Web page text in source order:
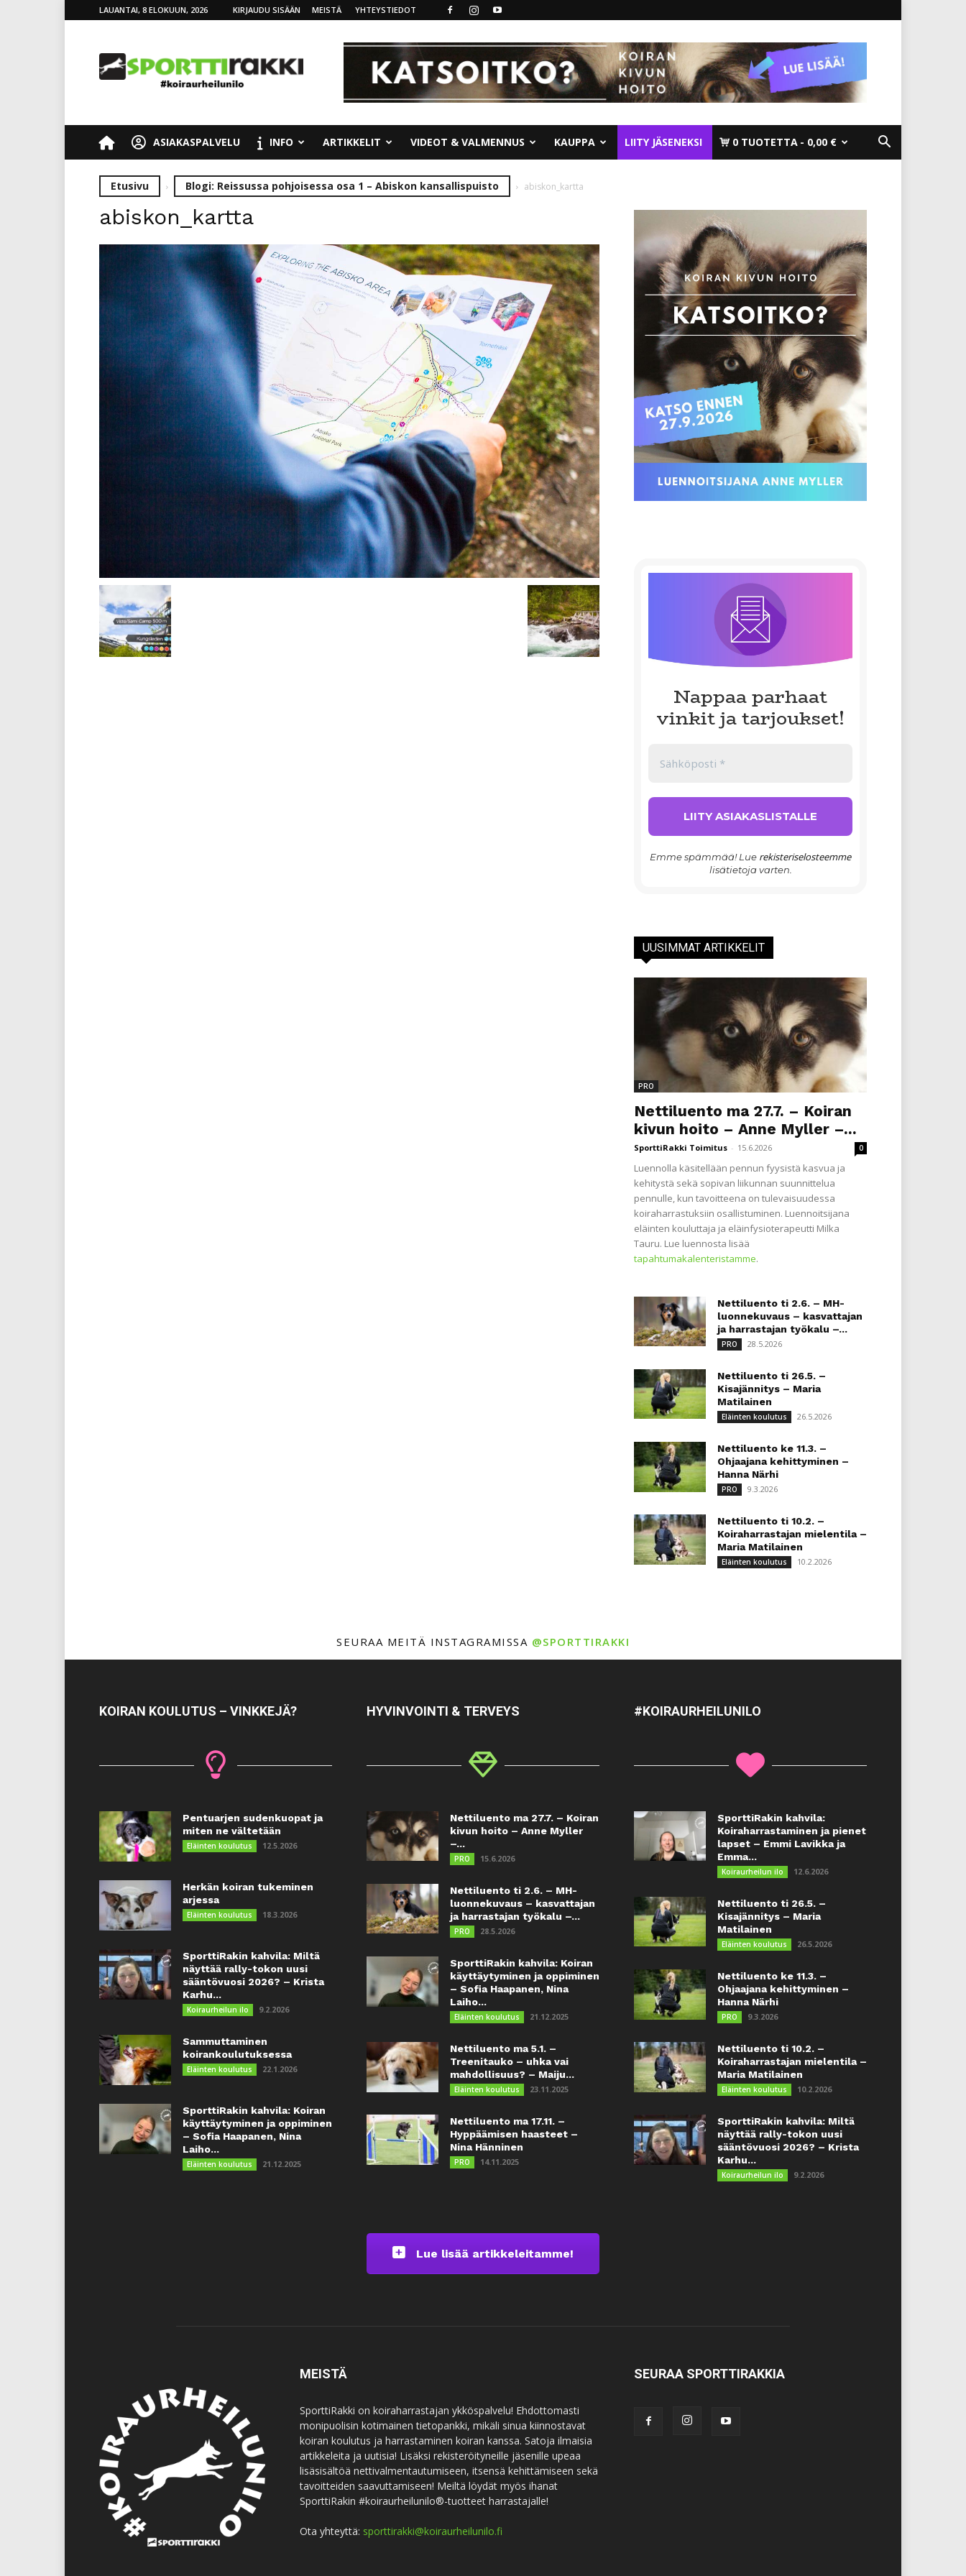
LAUANTAI, 8 ELOKUUN, 2026 KIRJAUDU SISÄÄN MEISTÄ YHTEYSTIEDOT
ASIAKASPALVELU INFO ARTIKKELIT VIDEOT & VALMENNUS KAUPPA LIITY JÄSENEKSI 0 TUOTETTA 0,00 €
Etusivu Blogi: Reissussa pohjoisessa osa 1 – Abiskon kansallispuisto abiskon_kartta
abiskon_kartta
Nappaa parhaat
vinkit ja tarjoukset!
Emme spämmää! Lue rekisteriselosteemme
lisätietoja varten.
UUSIMMAT ARTIKKELIT
PRO
Nettiluento ma 27.7. – Koiran
kivun hoito – Anne Myller –...
SporttiRakki Toimitus - 15.6.2026 0
Luennolla käsitellään pennun fyysistä kasvua ja
kehitystä sekä sopivan liikunnan suunnittelua
pennulle, kun tavoitteena on tulevaisuudessa
koiraharrastuksiin osallistuminen. Luennoitsijana
eläinten kouluttaja ja eläinfysioterapeutti Milka
Tauru. Lue luennosta lisää
tapahtumakalenteristamme.
Nettiluento ti 2.6. – MH-
luonnekuvaus – kasvattajan
ja harrastajan työkalu –...
PRO 28.5.2026
Nettiluento ti 26.5. –
Kisajännitys – Maria
Matilainen
Eläinten koulutus 26.5.2026
Nettiluento ke 11.3. –
Ohjaajana kehittyminen –
Hanna Närhi
PRO 9.3.2026
Nettiluento ti 10.2. –
Koiraharrastajan mielentila –
Maria Matilainen
Eläinten koulutus 10.2.2026
SEURAA MEITÄ INSTAGRAMISSA @SPORTTIRAKKI
KOIRAN KOULUTUS – VINKKEJÄ?
Pentuarjen sudenkuopat ja
miten ne vältetään
Eläinten koulutus 12.5.2026
Herkän koiran tukeminen
arjessa
Eläinten koulutus 18.3.2026
SporttiRakin kahvila: Miltä
näyttää rally-tokon uusi
sääntövuosi 2026? – Krista
Karhu...
Koiraurheilun ilo 9.2.2026
Sammuttaminen
koirankoulutuksessa
Eläinten koulutus 22.1.2026
SporttiRakin kahvila: Koiran
käyttäytyminen ja oppiminen
– Sofia Haapanen, Nina
Laiho...
Eläinten koulutus 21.12.2025
HYVINVOINTI & TERVEYS
Nettiluento ma 27.7. – Koiran
kivun hoito – Anne Myller
–...
PRO 15.6.2026
Nettiluento ti 2.6. – MH-
luonnekuvaus – kasvattajan
ja harrastajan työkalu –...
PRO 28.5.2026
SporttiRakin kahvila: Koiran
käyttäytyminen ja oppiminen
– Sofia Haapanen, Nina
Laiho...
Eläinten koulutus 21.12.2025
Nettiluento ma 5.1. –
Treenitauko – uhka vai
mahdollisuus? – Maiju...
Eläinten koulutus 23.11.2025
Nettiluento ma 17.11. –
Hyppäämisen haasteet –
Nina Hänninen
PRO 14.11.2025
Lue lisää artikkeleitamme!
#KOIRAURHEILUNILO
SporttiRakin kahvila:
Koiraharrastaminen ja pienet
lapset – Emmi Lavikka ja
Emma...
Koiraurheilun ilo 12.6.2026
Nettiluento ti 26.5. –
Kisajännitys – Maria
Matilainen
Eläinten koulutus 26.5.2026
Nettiluento ke 11.3. –
Ohjaajana kehittyminen –
Hanna Närhi
PRO 9.3.2026
Nettiluento ti 10.2. –
Koiraharrastajan mielentila –
Maria Matilainen
Eläinten koulutus 10.2.2026
SporttiRakin kahvila: Miltä
näyttää rally-tokon uusi
sääntövuosi 2026? – Krista
Karhu...
Koiraurheilun ilo 9.2.2026
MEISTÄ
SporttiRakki on koiraharrastajan ykköspalvelu! Ehdottomasti
monipuolisin kotimainen tietopankki, mikäli sinua kiinnostavat
koiran koulutus ja harrastaminen koiran kanssa. Satoja ilmaisia
artikkeleita ja uutisia! Lisäksi rekisteröityneille jäsenille upeaa
lisäsisältöä nettivalmentautumiseen, itsensä kehittämiseen sekä
tavoitteiden saavuttamiseen! Meiltä löydät myös ihanat
SporttiRakin #koiraurheilunilo®-tuotteet harrastajalle!
Ota yhteyttä: sporttirakki@koiraurheilunilo.fi
SEURAA SPORTTIRAKKIA